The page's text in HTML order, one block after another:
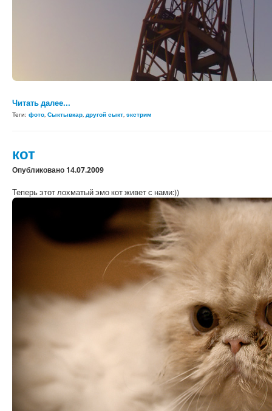
Читать далее...
Теги: фото, Сыктывкар, другой сыкт, экстрим
кот
Опубликовано 14.07.2009
Теперь этот лохматый эмо кот живет с нами:))